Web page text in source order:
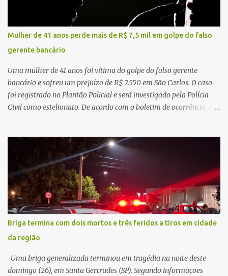
da atenção básica, da infraestrutura hospitalar e da
regionalização dos serviços de saúde. Entretanto, em um cenário
de demandas crescentes e recursos necessariamente limitados, a
principal missão da gestão pública não é apenas investir mais,
mas decidir melhor onde investir para produzir o maior benefício
possível à população. Essa reflexão encontra respaldo tanto na
teoria da admini...
Mulher de 41 anos perde mais de R$ 7,5 mil em golpe do falso
gerente bancário
Uma mulher de 41 anos foi vítima do golpe do falso gerente
bancário e sofreu um prejuízo de R$ 7.550 em São Carlos. O caso
foi registrado no Plantão Policial e será investigado pela Polícia
Civil como estelionato. De acordo com o boletim de ocorrência, a
suspeito alegou que seria necessário atualizar o cadastro da conta
e passou a orientar a vítima sobre os procedimentos que deveriam
ser realizados. Dias depois, o golpista enviou um documento em
PDF simulando uma comunicação oficial da instituição financeira.
Na sequência, entrou em contato por telefone e encaminhou um
link, orientando a vítima a acessá-lo pelo computador para
concluir a suposta atualização cadastral. Após realizar o
procedimento, a conta bancária ficou bloqueada por algumas
horas. Sem conseguir acessar o sistema, a vítima tentou
novamente contato com o suposto gerente, mas não obteve
resposta. Na segunda-fe...
Briga termina com dois mortos e três feridos a tiros em cidade
da região
Uma briga generalizada terminou em tragédia na noite deste
domingo (26), em Santa Gertrudes (SP). Segundo informações